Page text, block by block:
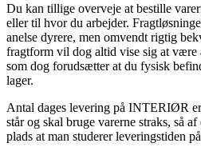
Du kan tillige overveje at bestille
eller til hvor du arbejder.
anelse dyrere, men omvendt rigtig
fragtform vil dog altid vise sig at være
som dog forudsætter at du fysisk
lager.
Antal dages levering på INTERIØR
står og skal bruge varerne straks, så
plads at man studerer leveringstiden